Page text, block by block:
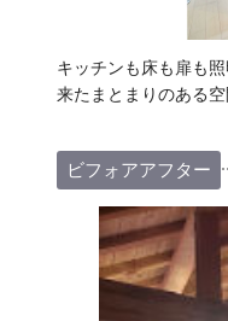
キッチンも床も扉も
来たまとまりのある空
ビフォアアフター